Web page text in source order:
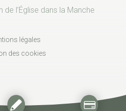
de l’Église dans la Manche
légales
des cookies